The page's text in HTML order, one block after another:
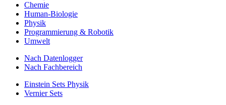
Chemie
Human-Biologie
Physik
Programmierung & Robotik
Umwelt
Nach Datenlogger
Nach Fachbereich
Einstein Sets Physik
Vernier Sets